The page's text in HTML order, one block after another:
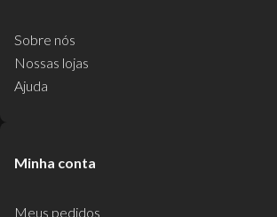
Sobre nós
Nossas lojas
Ajuda
Minha conta
Meus pedidos